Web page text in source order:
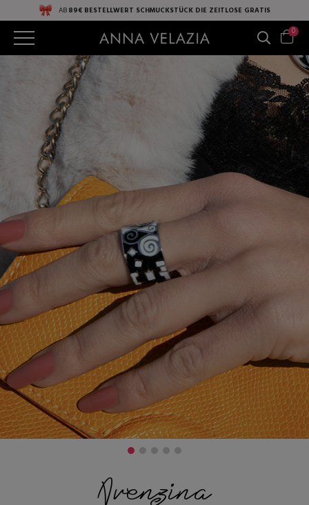
AB89€ BESTELLWERT SCHMUCKSTÜCK DIE ZEITLOSE GRATIS
0
Avenzina